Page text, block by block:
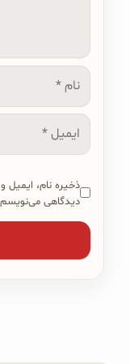
نام
ایمیل
ذخیره نام، ایمیل
دیدگاهی